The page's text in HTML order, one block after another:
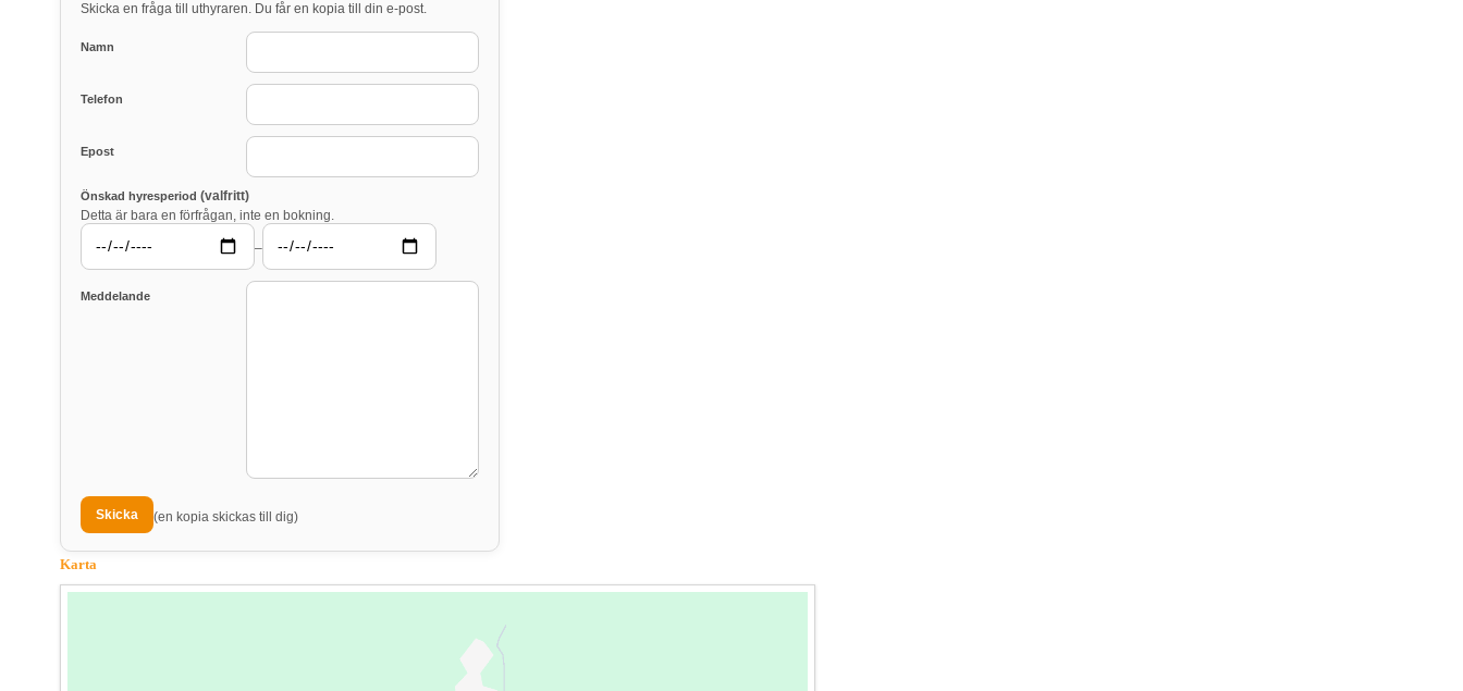
Skicka en fråga till uthyraren. Du får en kopia till din e-post.
Namn
Telefon
Epost
Önskad hyresperiod (valfritt)
Detta är bara en förfrågan, inte en bokning.
–
Meddelande
(en kopia skickas till dig)
Karta